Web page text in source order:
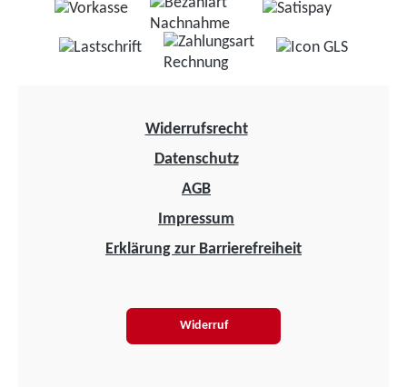
Widerrufsrecht
Datenschutz
AGB
Impressum
Erklärung zur Barrierefreiheit
Widerruf